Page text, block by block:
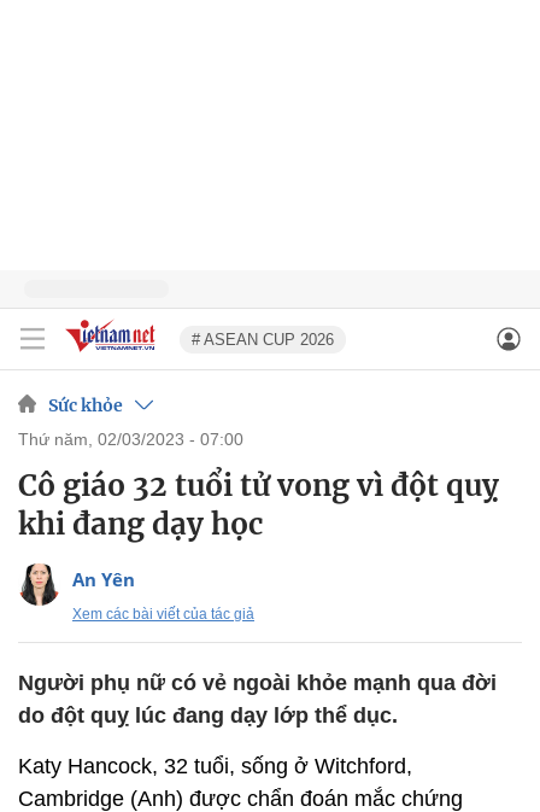
# ASEAN CUP 2026
Sức khỏe
thứ năm, 02/03/2023 - 07:00
Cô giáo 32 tuổi tử vong vì đột quỵ
khi đang dạy học
An Yên
Xem các bài viết của tác giả
Người phụ nữ có vẻ ngoài khỏe mạnh qua đời
do đột quỵ lúc đang dạy lớp thể dục.
Katy Hancock, 32 tuổi, sống ở Witchford,
Cambridge (Anh) được chẩn đoán mắc chứng